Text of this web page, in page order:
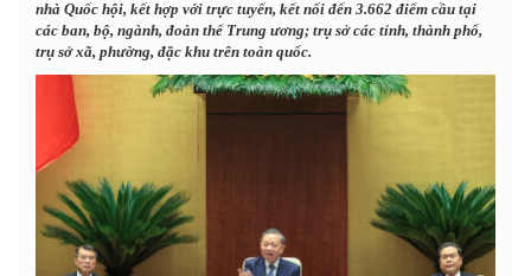
nhà Quốc hội, kết hợp với trực tuyến, kết nối đến 3.662 điểm cầu tại
các ban, bộ, ngành, đoàn thể Trung ương; trụ sở các tỉnh, thành phố,
trụ sở xã, phường, đặc khu trên toàn quốc.